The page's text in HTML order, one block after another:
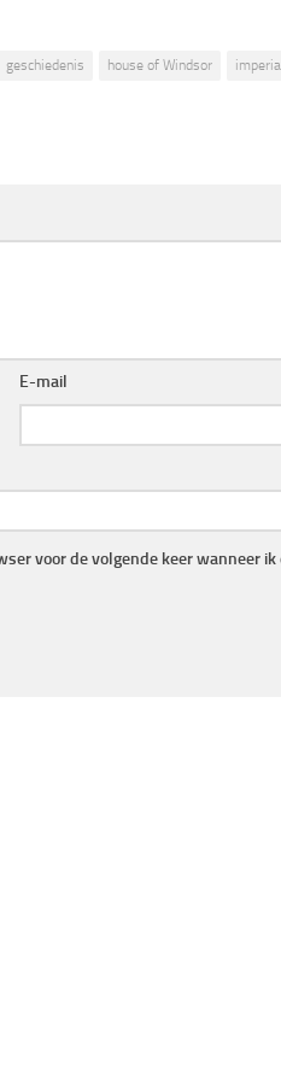
geschiedenis house of Windsor
E-mail
voor de volgende keer wanneer ik